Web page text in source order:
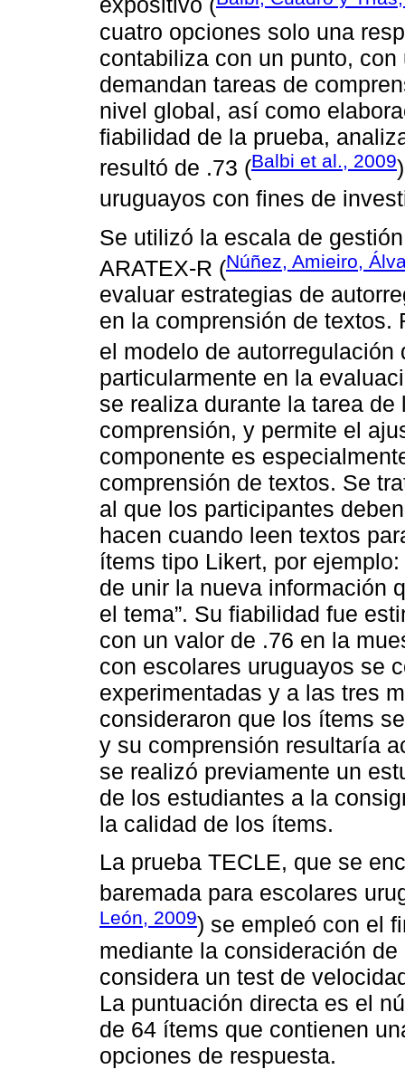
expositivo (
cuatro opciones solo una
contabiliza con un punto,
demandan tareas de
nivel global, así como
fiabilidad de la prueba,
resultó de .73 (Balbi et al., 2009
uruguayos con fines de
Se utilizó la escala de
ARATEX-R (Núñez, Amieiro,
evaluar estrategias de
en la comprensión de textos.
el modelo de autorregulación
particularmente en la
se realiza durante la tarea
comprensión, y permite el
componente es
comprensión de textos. Se
al que los participantes
hacen cuando leen textos
ítems tipo Likert, por
de unir la nueva información
el tema”. Su fiabilidad fue
con un valor de .76 en la
con escolares uruguayos se
experimentadas y a las tres
consideraron que los ítems
y su comprensión resultaría
se realizó previamente un
de los estudiantes a la
la calidad de los ítems.
La prueba TECLE, que se
baremada para escolares
León, 2009) se empleó con el
mediante la consideración
considera un test de
La puntuación directa es el
de 64 ítems que contienen
opciones de respuesta.